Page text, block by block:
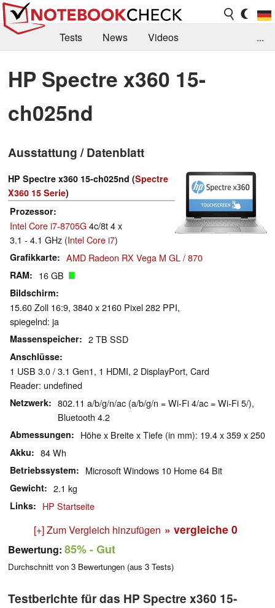
Tests News
Videos
Kaufberatung
Deals Suche
Jobs
Forum
...
HP Spectre x360 15-
ch025nd
Ausstattung / Datenblatt
HP Spectre x360 15-ch025nd (Spectre
X360 15 Serie)
Prozessor
Intel Core i7-8705G4c/8t 4 x
3.1 - 4.1 GHz (Intel Core i7)
Grafikkarte AMD Radeon RX Vega M GL / 870
RAM 16 GB
Bildschirm
15.60 Zoll 16:9, 3840 x 2160 Pixel 282 PPI,
spiegelnd: ja
Massenspeicher 2 TB SSD
Anschlüsse
1 USB 3.0 / 3.1 Gen1, 1 HDMI, 2 DisplayPort, Card
Reader: undefined
Netzwerk
802.11 a/b/g/n/ac (a/b/g/n = Wi-Fi 4/ac = Wi-Fi 5/),
Bluetooth 4.2
Abmessungen Höhe x Breite x Tiefe (in mm): 19.4 x 359 x 250
Akku 84 Wh
Betriebssystem Microsoft Windows 10 Home 64 Bit
Gewicht 2.1 kg
Links HP Startseite
[+] Zum Vergleich hinzufügen » vergleiche 0
Bewertung: 85%- Gut
Durchschnitt von 3 Bewertungen (aus 3 Tests)
Testberichte für das HP Spectre x360 15-